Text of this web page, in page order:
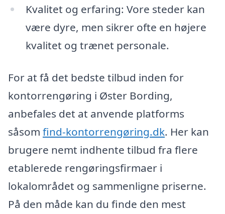
Kvalitet og erfaring: Vore steder kan
være dyre, men sikrer ofte en højere
kvalitet og trænet personale.
For at få det bedste tilbud inden for
kontorrengøring i Øster Bording,
anbefales det at anvende platforms
såsom find-kontorrengøring.dk. Her kan
brugere nemt indhente tilbud fra flere
etablerede rengøringsfirmaer i
lokalområdet og sammenligne priserne.
På den måde kan du finde den mest